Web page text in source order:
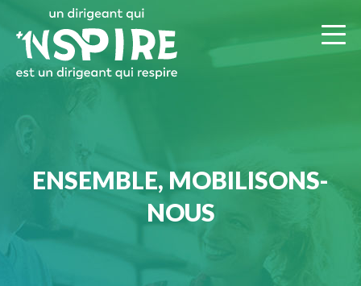
ENSEMBLE, MOBILISONS-
NOUS